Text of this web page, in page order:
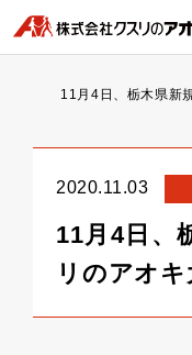
11月4日、栃木県新
2020.11.03
11月4日、
リのアオ